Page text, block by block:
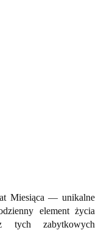
Miesiąca — unikalne
element życia
tych zabytkowych